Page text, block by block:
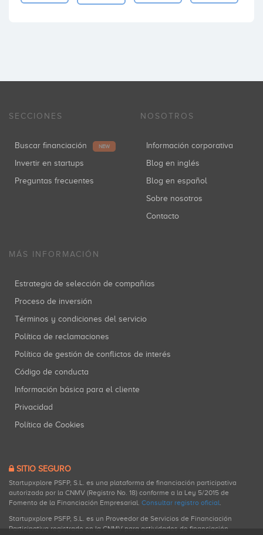
SECCIONES
Buscar financiación NEW
Invertir en startups
Preguntas frecuentes
NOSOTROS
Información corporativa
Blog en inglés
Blog en español
Sobre nosotros
Contacto
MÁS INFORMACIÓN
Estrategia de selección de compañías
Proceso de inversión
Términos y condiciones del servicio
Política de reclamaciones
Política de gestión de conflictos de interés
Código de conducta
Información básica para el cliente
Privacidad
Política de Cookies
SITIO SEGURO
Startupxplore PSFP, S.L. es una plataforma de financiación participativa
autorizada por la CNMV (Registro No. 18) conforme a la Ley 5/2015 de
Fomento de la Financiación Empresarial. Consultar registro oficial.
Startupxplore PSFP, S.L. es un Proveedor de Servicios de Financiación
Participativa registrado en la CNMV para actividades de financiación